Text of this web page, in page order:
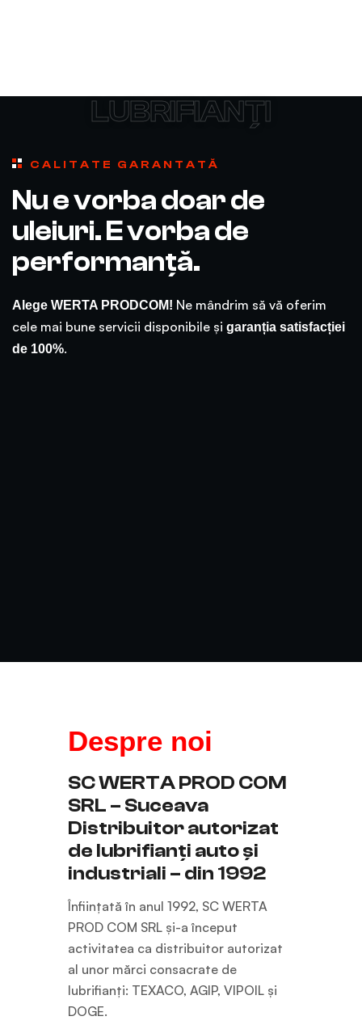
LUBRIFIANȚI
CALITATE GARANTATĂ
Nu e vorba doar de
uleiuri. E vorba de
performanță.
Alege WERTA PRODCOM! Ne mândrim să vă oferim
cele mai bune servicii disponibile și garanția satisfacției
de 100%.
Despre noi
SC WERTA PROD COM
SRL – Suceava
Distribuitor autorizat
de lubrifianți auto și
industriali – din 1992
Înființată în anul 1992, SC WERTA
PROD COM SRL și-a început
activitatea ca distribuitor autorizat
al unor mărci consacrate de
lubrifianți: TEXACO, AGIP, VIPOIL și
DOGE.